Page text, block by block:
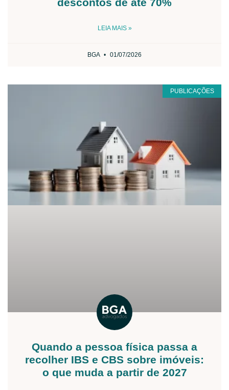
LEIA MAIS »
BGA 01/07/2026
PUBLICAÇÕES
Quando a pessoa física passa a
recolher IBS e CBS sobre imóveis:
o que muda a partir de 2027